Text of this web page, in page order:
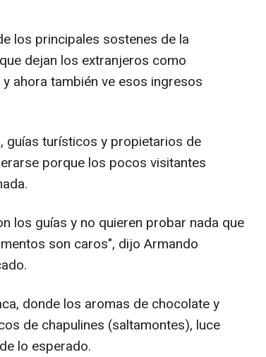
los principales sostenes de la
dejan los extranjeros como
ahora también ve esos ingresos
guías turísticos y propietarios de
porque los pocos visitantes
los guías y no quieren probar nada que
son caros", dijo Armando
donde los aromas de chocolate y
de chapulines (saltamontes), luce
lo esperado.